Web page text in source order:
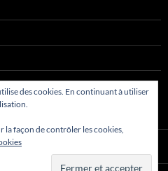
des cookies. En continuant à utiliser
la façon de contrôler les cookies,